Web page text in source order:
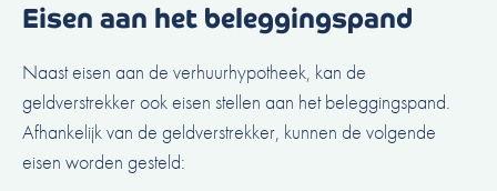
Eisen aan het beleggingspand
Naast eisen aan de verhuurhypotheek, kan de
geldverstrekker ook eisen stellen aan het beleggingspand.
Afhankelijk van de geldverstrekker, kunnen de volgende
eisen worden gesteld: